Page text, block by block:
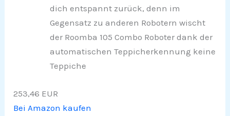
dich entspannt zurück, denn im
Gegensatz zu anderen Robotern wischt
der Roomba 105 Combo Roboter dank der
automatischen Teppicherkennung keine
Teppiche
253,46 EUR
Bei Amazon kaufen